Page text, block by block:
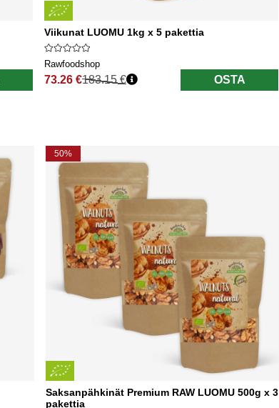
Viikunat LUOMU 1kg x 5 pakettia
Rawfoodshop
73.26 €
Normaali hinta
183.15 € OSTA
50%
Saksanpähkinät Premium RAW LUOMU 500g x 3
pakettia